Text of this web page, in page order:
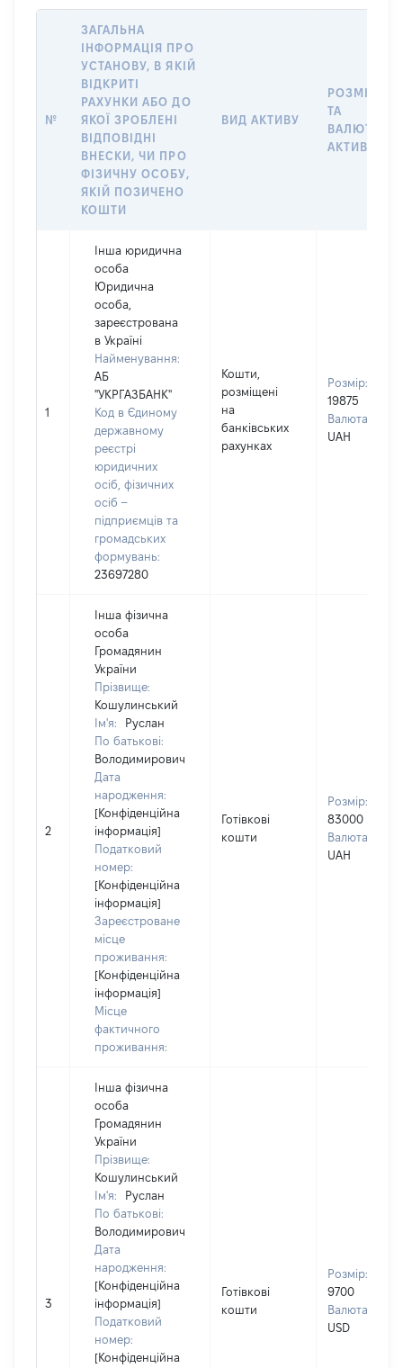
№
ЗАГАЛЬНА
ІНФОРМАЦІЯ ПРО
УСТАНОВУ, В ЯКІЙ
ВІДКРИТІ
РАХУНКИ АБО ДО
ЯКОЇ ЗРОБЛЕНІ
ВІДПОВІДНІ
ВНЕСКИ, ЧИ ПРО
ФІЗИЧНУ ОСОБУ,
ЯКІЙ ПОЗИЧЕНО
КОШТИ
ВИД АКТИВУ
РОЗМІР
ТА
ВАЛЮТА
АКТИВУ
1
Інша юридична
особа
Юридична
особа,
зареєстрована
в Україні
Найменування:
АБ
"УКРГАЗБАНК"
Код в Єдиному
державному
реєстрі
юридичних
осіб, фізичних
осіб –
підприємців та
громадських
формувань:
23697280
Кошти,
розміщені
на
банківських
рахунках
Розмір:
19875
Валюта:
UAH
2
Інша фізична
особа
Громадянин
України
Прізвище:
Кошулинський
Ім'я:
Руслан
По батькові:
Володимирович
Дата
народження:
[Конфіденційна
інформація]
Податковий
номер:
[Конфіденційна
інформація]
Зареєстроване
місце
проживання:
[Конфіденційна
інформація]
Місце
фактичного
проживання:
Готівкові
кошти
Розмір:
83000
Валюта:
UAH
3
Інша фізична
особа
Громадянин
України
Прізвище:
Кошулинський
Ім'я:
Руслан
По батькові:
Володимирович
Дата
народження:
[Конфіденційна
інформація]
Податковий
номер:
[Конфіденційна
Готівкові
кошти
Розмір:
9700
Валюта:
USD